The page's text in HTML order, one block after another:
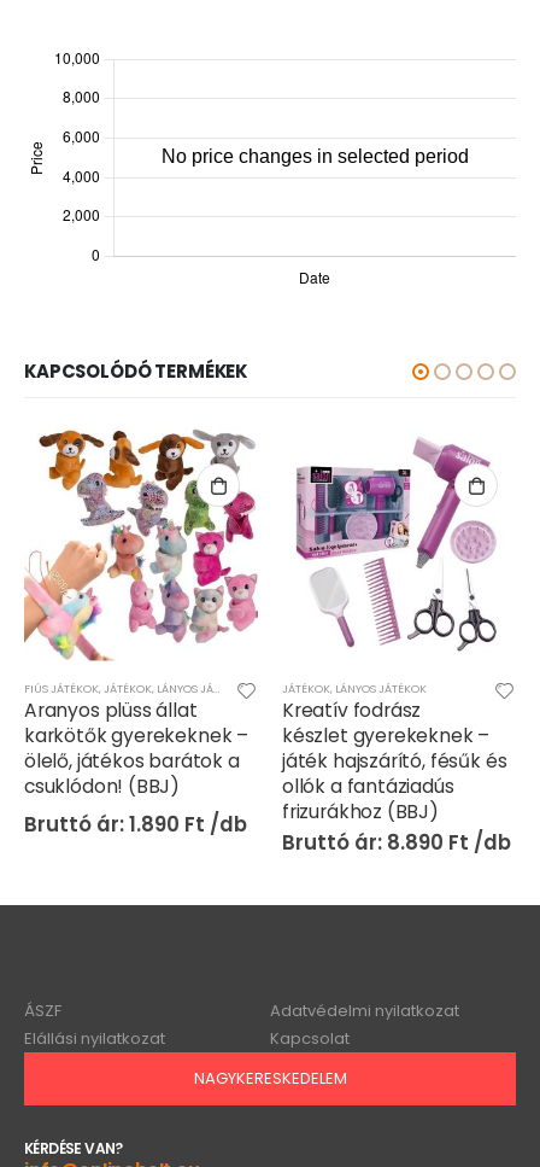
KAPCSOLÓDÓ TERMÉKEK
JÁTÉKOK,LÁNYOS JÁTÉKOK
Kreatív fodrász
készlet gyerekeknek –
játék hajszárító, fésűk és
ollók a fantáziadús
frizurákhoz (BBJ)
Ft
JÁTÉKOK
Elektromos
transformers pop it játék
– gyerekeknek és
felnőtteknek egyaránt
szórakoztató játék (BBJ)
2.990 Ft
ÁSZF
Adatvédelmi nyilatkozat
Elállási nyilatkozat
Kapcsolat
NAGYKERESKEDELEM
KÉRDÉSE VAN?